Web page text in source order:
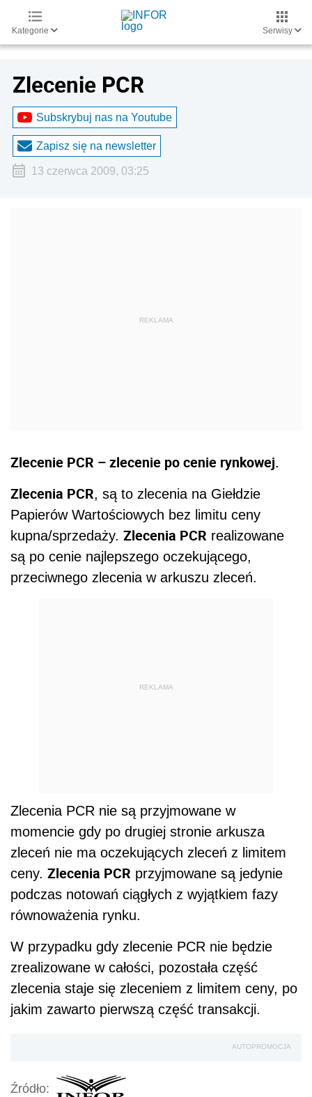
Kategorie Serwisy
Zlecenie PCR
Subskrybuj nas na Youtube
Zapisz się na newsletter
13 czerwca 2009, 03:25
Zlecenie PCR – zlecenie po cenie rynkowej.
Zlecenia PCR, są to zlecenia na Giełdzie
Papierów Wartościowych bez limitu ceny
kupna/sprzedaży. Zlecenia PCR realizowane
są po cenie najlepszego oczekującego,
przeciwnego zlecenia w arkuszu zleceń.
REKLAMA
Zlecenia PCR nie są przyjmowane w
momencie gdy po drugiej stronie arkusza
zleceń nie ma oczekujących zleceń z limitem
ceny. Zlecenia PCR przyjmowane są jedynie
podczas notowań ciągłych z wyjątkiem fazy
równoważenia rynku.
W przypadku gdy zlecenie PCR nie będzie
zrealizowane w całości, pozostała część
zlecenia staje się zleceniem z limitem ceny, po
jakim zawarto pierwszą część transakcji.
AUTOPROMOCJA
Źródło: